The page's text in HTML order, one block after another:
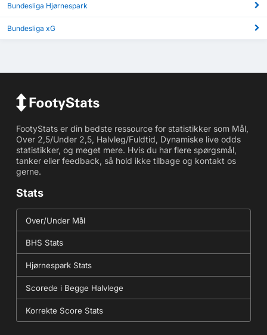
Bundesliga Hjørnespark
Bundesliga xG
FootyStats er din bedste ressource for statistikker som Mål,
Over 2,5/Under 2,5, Halvleg/Fuldtid, Dynamiske live odds
statistikker, og meget mere. Hvis du har flere spørgsmål,
tanker eller feedback, så hold ikke tilbage og kontakt os
gerne.
Stats
Over/Under Mål
BHS Stats
Hjørnespark Stats
Scorede i Begge Halvlege
Korrekte Score Stats